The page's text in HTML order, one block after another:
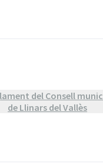
del Consell
de Llinars del Vallès